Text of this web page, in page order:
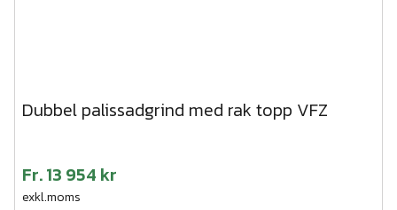
Dubbel palissadgrind med rak topp VFZ
Fr.13 954 kr
exkl.moms